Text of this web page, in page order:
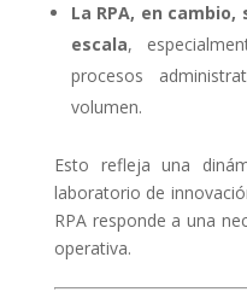
La RPA, en
escala,
procesos
volumen.
Esto refleja una
laboratorio de
RPA responde a una
operativa.